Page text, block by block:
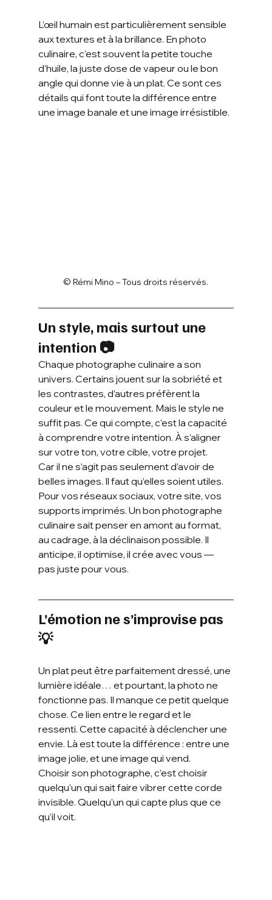
L’œil humain est particulièrement sensible
aux textures et à la brillance. En photo
culinaire, c’est souvent la petite touche
d’huile, la juste dose de vapeur ou le bon
angle qui donne vie à un plat. Ce sont ces
détails qui font toute la différence entre
une image banale et une image irrésistible.
© Rémi Mino – Tous droits réservés.
Un style, mais surtout une
intention 📷
Chaque photographe culinaire a son
univers. Certains jouent sur la sobriété et
les contrastes, d’autres préfèrent la
couleur et le mouvement. Mais le style ne
suffit pas. Ce qui compte, c’est la capacité
à comprendre votre intention. À s’aligner
sur votre ton, votre cible, votre projet.
Car il ne s’agit pas seulement d’avoir de
belles images. Il faut qu’elles soient utiles.
Pour vos réseaux sociaux, votre site, vos
supports imprimés. Un bon photographe
culinaire sait penser en amont au format,
au cadrage, à la déclinaison possible. Il
anticipe, il optimise, il crée avec vous —
pas juste pour vous.
L’émotion ne s’improvise pas
💡
Un plat peut être parfaitement dressé, une
lumière idéale… et pourtant, la photo ne
fonctionne pas. Il manque ce petit quelque
chose. Ce lien entre le regard et le
ressenti. Cette capacité à déclencher une
envie. Là est toute la différence : entre une
image jolie, et une image qui vend.
Choisir son photographe, c’est choisir
quelqu’un qui sait faire vibrer cette corde
invisible. Quelqu’un qui capte plus que ce
qu’il voit.